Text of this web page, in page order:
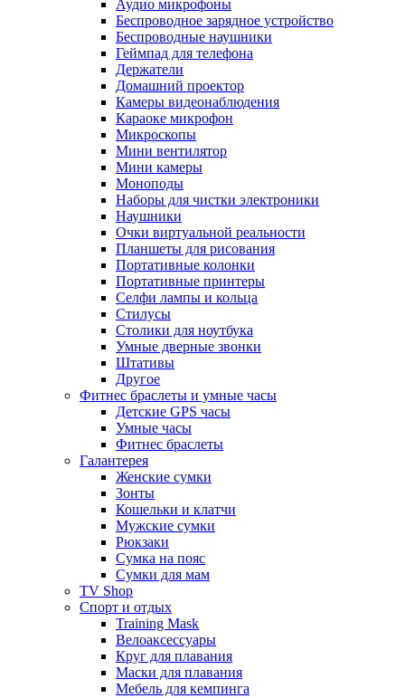
Аудио микрофоны
Беспроводное зарядное устройство
Беспроводные наушники
Геймпад для телефона
Держатели
Домашний проектор
Камеры видеонаблюдения
Караоке микрофон
Микроскопы
Мини вентилятор
Мини камеры
Моноподы
Наборы для чистки электроники
Наушники
Очки виртуальной реальности
Планшеты для рисования
Портативные колонки
Портативные принтеры
Селфи лампы и кольца
Стилусы
Столики для ноутбука
Умные дверные звонки
Штативы
Другое
Фитнес браслеты и умные часы
Детские GPS часы
Умные часы
Фитнес браслеты
Галантерея
Женские сумки
Зонты
Кошельки и клатчи
Мужские сумки
Рюкзаки
Сумка на пояс
Сумки для мам
TV Shop
Спорт и отдых
Training Mask
Велоаксессуары
Круг для плавания
Маски для плавания
Мебель для кемпинга